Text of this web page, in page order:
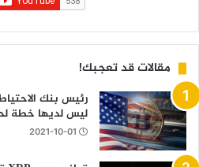
مقالات قد تعجبك!
رئيس بنك
ليس لديها خطة
2021-10-01